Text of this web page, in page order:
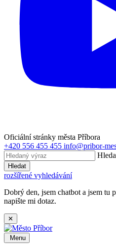
Oficiální stránky města Příbora
+420 556 455 455 info@pribor-
Hledat
rozšířené vyhledávání
Dobrý den, jsem chatbot a jsem tu
napište mi dotaz.
✕
Menu